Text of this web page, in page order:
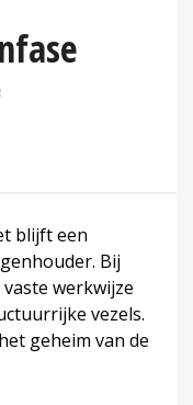
blijft een
Bij
werkwijze
vezels.
geheim van de